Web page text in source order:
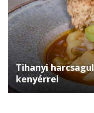
Tihanyi
kenyérrel